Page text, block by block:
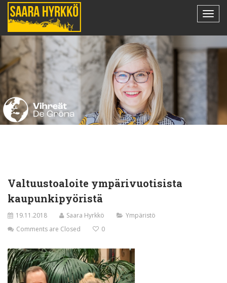
Valtuustoaloite ympärivuotisista
kaupunkipyöristä
19.11.2018 Saara Hyrkkö
Ympäristö
Comments are Closed
0